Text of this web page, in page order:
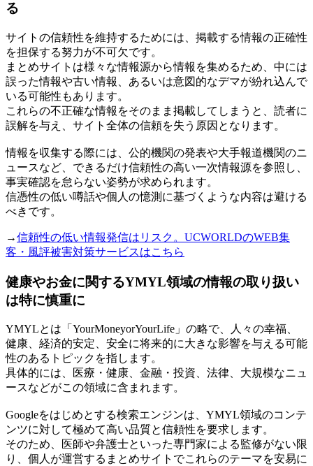
る
サイトの信頼性を維持するためには、掲載する情報の正確性
を担保する努力が不可欠です。
まとめサイトは様々な情報源から情報を集めるため、中には
誤った情報や古い情報、あるいは意図的なデマが紛れ込んで
いる可能性もあります。
これらの不正確な情報をそのまま掲載してしまうと、読者に
誤解を与え、サイト全体の信頼を失う原因となります。
情報を収集する際には、公的機関の発表や大手報道機関のニ
ュースなど、できるだけ信頼性の高い一次情報源を参照し、
事実確認を怠らない姿勢が求められます。
信憑性の低い噂話や個人の憶測に基づくような内容は避ける
べきです。
→信頼性の低い情報発信はリスク。UCWORLDのWEB集
客・風評被害対策サービスはこちら
健康やお金に関するYMYL領域の情報の取り扱い
は特に慎重に
YMYLとは「YourMoneyorYourLife」の略で、人々の幸福、
健康、経済的安定、安全に将来的に大きな影響を与える可能
性のあるトピックを指します。
具体的には、医療・健康、金融・投資、法律、大規模なニュ
ースなどがこの領域に含まれます。
Googleをはじめとする検索エンジンは、YMYL領域のコンテ
ンツに対して極めて高い品質と信頼性を要求します。
そのため、医師や弁護士といった専門家による監修がない限
り、個人が運営するまとめサイトでこれらのテーマを安易に